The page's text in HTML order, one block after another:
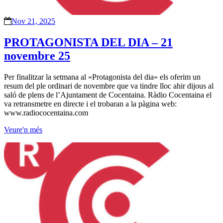
Nov 21, 2025
PROTAGONISTA DEL DIA – 21
novembre 25
Per finalitzar la setmana al «Protagonista del dia» els oferim un
resum del ple ordinari de novembre que va tindre lloc ahir dijous al
saló de plens de l’Ajuntament de Cocentaina. Ràdio Cocentaina el
va retransmetre en directe i el trobaran a la pàgina web:
www.radiococentaina.com
Veure'n més